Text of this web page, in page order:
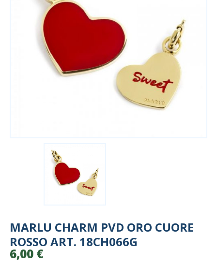
MARLU CHARM PVD ORO CUORE
ROSSO ART. 18CH066G
6,00 €